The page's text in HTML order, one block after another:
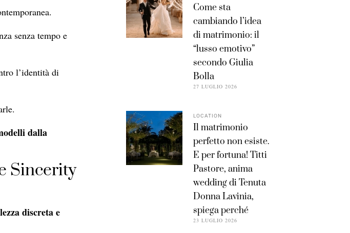
senza tempo e
l’identità di
dalla
Sincerity
discreta e
Come sta
cambiando l’idea
di matrimonio: il
“lusso emotivo”
secondo Giulia
Bolla
27 LUGLIO 2026
LOCATION
Il matrimonio
perfetto non esiste.
E per fortuna! Titti
Pastore, anima
wedding di Tenuta
Donna Lavinia,
spiega perché
23 LUGLIO 2026